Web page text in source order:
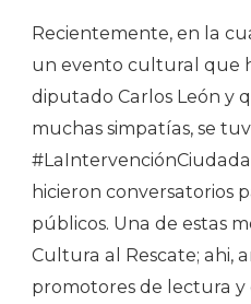
Recientemente, en la
un evento cultural que
diputado Carlos León y
muchas simpatías, se
hicieron conversatorios
públicos. Una de estas
Cultura al Rescate; ahi,
promotores de lectura